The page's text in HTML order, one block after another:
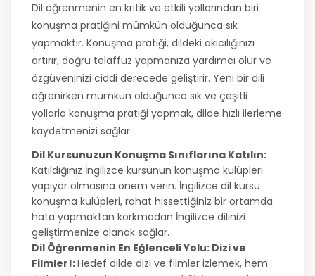
Dil öğrenmenin en kritik ve etkili yollarından biri
konuşma pratiğini mümkün olduğunca sık
yapmaktır. Konuşma pratiği, dildeki akıcılığınızı
artırır, doğru telaffuz yapmanıza yardımcı olur ve
özgüveninizi ciddi derecede geliştirir. Yeni bir dili
öğrenirken mümkün olduğunca sık ve çeşitli
yollarla konuşma pratiği yapmak, dilde hızlı ilerleme
kaydetmenizi sağlar.
Dil Kursunuzun Konuşma Sınıflarına Katılın:
Katıldığınız İngilizce kursunun konuşma kulüpleri
yapıyor olmasına önem verin. İngilizce dil kursu
konuşma kulüpleri, rahat hissettiğiniz bir ortamda
hata yapmaktan korkmadan İngilizce dilinizi
geliştirmenize olanak sağlar.
Dil Öğrenmenin En Eğlenceli Yolu: Dizi ve
Filmler!:Hedef dilde dizi ve filmler izlemek, hem